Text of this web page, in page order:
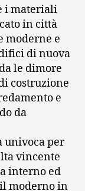
i materiali
in città
moderne e
di nuova
le dimore
costruzione
e
da
univoca per
vincente
interno ed
moderno in